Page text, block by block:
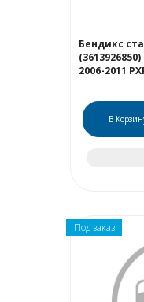
Бендикс
(3613926850)
2006-2011
В
Под заказ